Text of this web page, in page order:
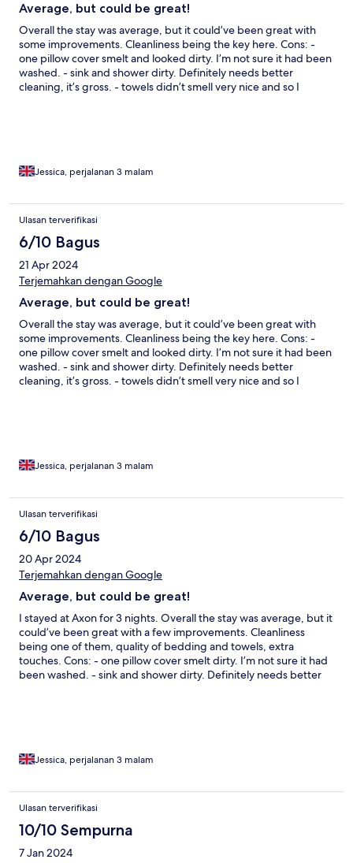
Average, but could be great!
Overall the stay was average, but it could’ve been great with
some improvements. Cleanliness being the key here. Cons: -
one pillow cover smelt and looked dirty. I’m not sure it had been
washed. - sink and shower dirty. Definitely needs better
cleaning, it’s gross. - towels didn’t smell very nice and so I
the night I arrived, which was just before I was due to land. Pros:
to 8pm) - great gym with Towers view - comfortable bed - good
apartment, which could be great with the cons fixed.
Jessica, perjalanan 3 malam
Ulasan terverifikasi
6/10 Bagus
21 Apr 2024
Terjemahkan dengan Google
Average, but could be great!
Overall the stay was average, but it could’ve been great with
some improvements. Cleanliness being the key here. Cons: -
one pillow cover smelt and looked dirty. I’m not sure it had been
washed. - sink and shower dirty. Definitely needs better
cleaning, it’s gross. - towels didn’t smell very nice and so I
the night I arrived, which was just before I was due to land. Pros:
to 8pm) - great gym with Towers view - comfortable bed - good
apartment, which could be great with the cons fixed.
Jessica, perjalanan 3 malam
Ulasan terverifikasi
6/10 Bagus
20 Apr 2024
Terjemahkan dengan Google
Average, but could be great!
I stayed at Axon for 3 nights. Overall the stay was average, but it
could’ve been great with a few improvements. Cleanliness
being one of them, quality of bedding and towels, extra
touches. Cons: - one pillow cover smelt dirty. I’m not sure it had
been washed. - sink and shower dirty. Definitely needs better
up front about check in process. Only had a text 30 minutes
would’ve been too late if I arrived at 3pm check in time. Pros: -
great location - great view from the room - lovely pool (limited
apartment, which could be great with the cons fixed.
Jessica, perjalanan 3 malam
Ulasan terverifikasi
10/10 Sempurna
7 Jan 2024